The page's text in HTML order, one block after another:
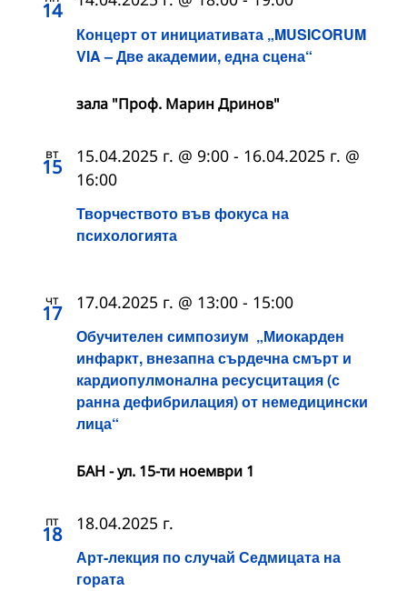
14
Концерт от инициативата „MUSICORUM
VIA – Две академии, една сцена“
зала "Проф. Марин Дринов"
вт
15
Творчеството във фокуса на
психологията
15.04.2025 г. @ 9:00 - 16.04.2025 г. @
16:00
чт
17
Обучителен симпозиум „Миокарден
инфаркт, внезапна сърдечна смърт и
кардиопулмонална ресусцитация (с
ранна дефибрилация) от немедицински
лица“
17.04.2025 г. @ 13:00 - 15:00
БАН - ул. 15-ти ноември 1
пт
18
Арт-лекция по случай Седмицата на
гората
18.04.2025 г.